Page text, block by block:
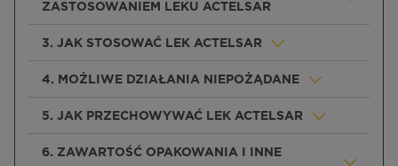
ZASTOSOWANIEM LEKU ACTELSAR
3. JAK STOSOWAĆ LEK ACTELSAR
4. MOŻLIWE DZIAŁANIA NIEPOŻĄDANE
5. JAK PRZECHOWYWAĆ LEK ACTELSAR
6. ZAWARTOŚĆ OPAKOWANIA I INNE